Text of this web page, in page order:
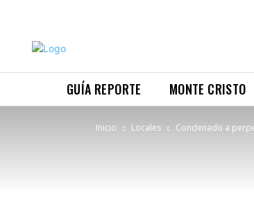
GUÍA REPORTE MONTE CRISTO
Inicio Locales Condenado a